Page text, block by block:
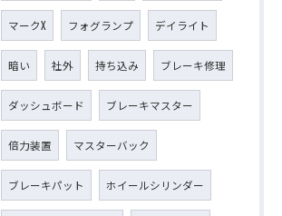
マークX フォグランプ デイライト
暗い 社外 持ち込み ブレーキ修理
ダッシュボード ブレーキマスター
倍力装置 マスターバック
ブレーキパット ホイールシリンダー